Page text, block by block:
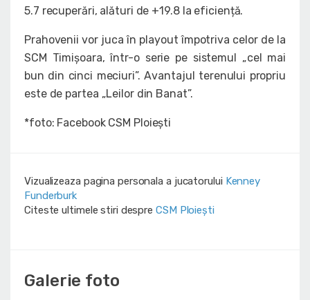
5.7 recuperări, alături de +19.8 la eficiență.
Prahovenii vor juca în playout împotriva celor de la
SCM Timișoara, într-o serie pe sistemul „cel mai
bun din cinci meciuri”. Avantajul terenului propriu
este de partea „Leilor din Banat”.
*foto: Facebook CSM Ploiești
Vizualizeaza pagina personala a jucatorului Kenney
Funderburk
Citeste ultimele stiri despre CSM Ploiești
Galerie foto